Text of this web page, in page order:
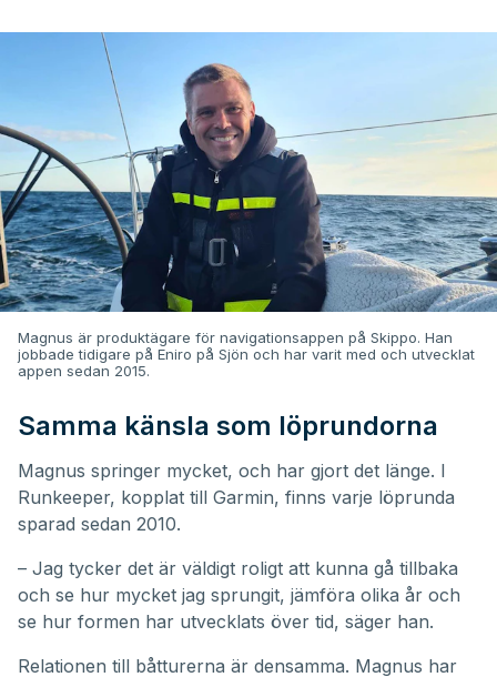
Magnus är produktägare för navigationsappen på Skippo. Han
jobbade tidigare på Eniro på Sjön och har varit med och utvecklat
appen sedan 2015.
Samma känsla som löprundorna
Magnus springer mycket, och har gjort det länge. I
Runkeeper, kopplat till Garmin, finns varje löprunda
sparad sedan 2010.
– Jag tycker det är väldigt roligt att kunna gå tillbaka
och se hur mycket jag sprungit, jämföra olika år och
se hur formen har utvecklats över tid, säger han.
Relationen till båtturerna är densamma. Magnus har